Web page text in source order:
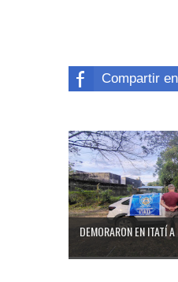
Compartir
DEMORARON EN ITATÍ A